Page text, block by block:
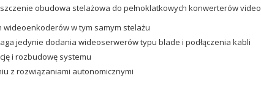
obudowa stelażowa do pełnoklatkowych konwerterów video
wideoenkoderóww tym samym stelażu
jedynie dodania wideoserwerów typu blade i podłączenia kabli
i rozbudowę systemu
z rozwiązaniami autonomicznymi